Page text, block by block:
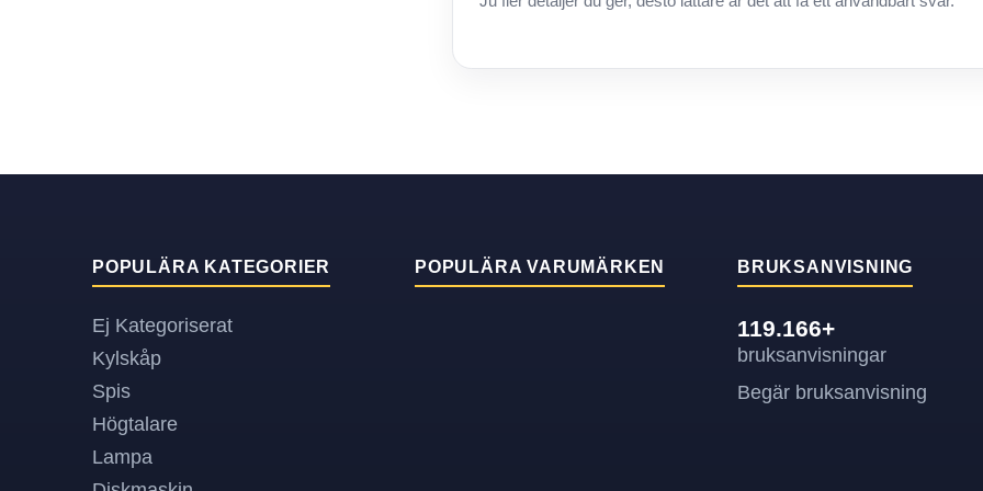
POPULÄRA KATEGORIER
Ej Kategoriserat
Kylskåp
Spis
Högtalare
Lampa
POPULÄRA VARUMÄRKEN BRUKSANVISNING
119.166+
bruksanvisningar
Begär bruksanvisning